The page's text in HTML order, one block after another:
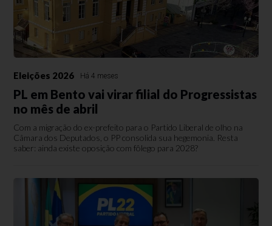
Eleições 2026 Há 4 meses
PL em Bento vai virar filial do Progressistas
no mês de abril
Com a migração do ex-prefeito para o Partido Liberal de olho na
Câmara dos Deputados, o PP consolida sua hegemonia. Resta
saber: ainda existe oposição com fôlego para 2028?